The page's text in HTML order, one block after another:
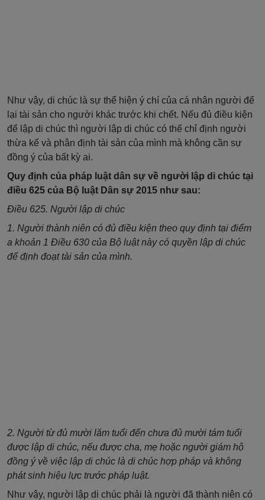
Như vậy, di chúc là sự thể hiện ý chí của cá nhân người để
lại tài sản cho người khác trước khi chết. Nếu đủ điều kiện
để lập di chúc thì người lập di chúc có thể chỉ định người
thừa kế và phân định tài sản của mình mà không cần sự
đồng ý của bất kỳ ai.
Quy định của pháp luật dân sự về người lập di chúc tại
điều 625 của Bộ luật Dân sự 2015 như sau:
Điều 625. Người lập di chúc
1. Người thành niên có đủ điều kiện theo quy định tại điểm
a khoản 1 Điều 630 của Bộ luật này có quyền lập di chúc
để định đoạt tài sản của mình.
2. Người từ đủ mười lăm tuổi đến chưa đủ mười tám tuổi
được lập di chúc, nếu được cha, mẹ hoặc người giám hộ
đồng ý về việc lập di chúc là di chúc hợp pháp và không
phát sinh hiệu lực trước pháp luật.
Như vậy, người lập di chúc phải là người đã thành niên có